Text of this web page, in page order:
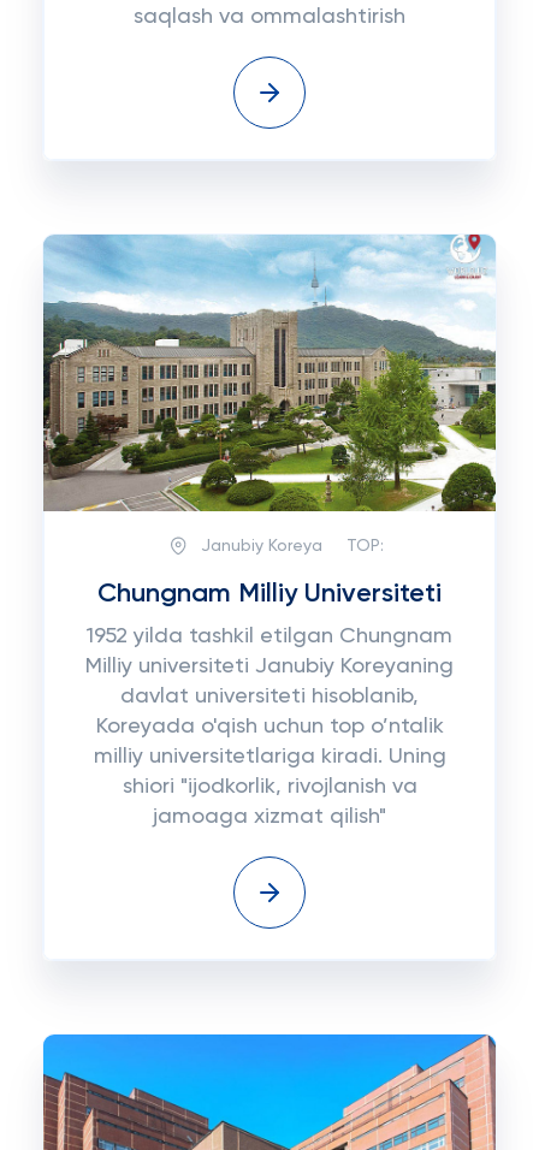
saqlash va ommalashtirish
Janubiy Koreya TOP:
Chungnam Milliy Universiteti
1952 yilda tashkil etilgan Chungnam
Milliy universiteti Janubiy Koreyaning
davlat universiteti hisoblanib,
Koreyada o'qish uchun top o’ntalik
milliy universitetlariga kiradi. Uning
shiori "ijodkorlik, rivojlanish va
jamoaga xizmat qilish"